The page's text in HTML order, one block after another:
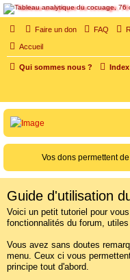
SOS cocu
SOS cocu est une association loi
Pouvoir parler, se confier, recevoir
Faire un don FAQ
Accueil
Qui sommes nous ?
Vos dons permettent
Guide d'utilisation
Voici un petit tutoriel pour
fonctionnalités du forum,
Vous avez sans doutes
menu. Ceux ci vous
principe tout d'abord.